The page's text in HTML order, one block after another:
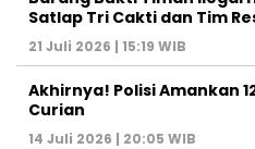
Satlap Tri Cakti dan Tim
21 Juli 2026 | 15:19 WIB
Akhirnya! Polisi Amankan
Curian
14 Juli 2026 | 20:05 WIB